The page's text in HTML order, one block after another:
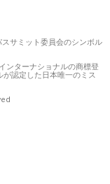
サミット委員会のシンボル
ンターナショナルの商標登
認定した日本唯一のミス